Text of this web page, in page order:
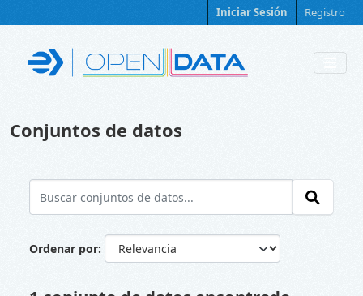
Iniciar Sesión Registro
Conjuntos de datos
Ordenar por